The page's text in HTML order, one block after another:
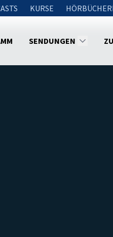
KURSE
SENDUNGEN